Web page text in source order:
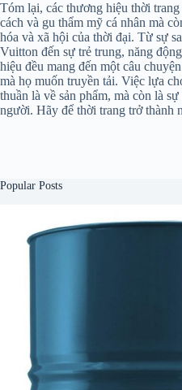
Tóm lại, các thương hiệu thời
cách và gu thẩm mỹ cá nhân mà
hóa và xã hội của thời đại. Từ sự
Vuitton đến sự trẻ trung, năng
hiệu đều mang đến một câu
mà họ muốn truyền tải. Việc lựa
thuần là về sản phẩm, mà còn là
người. Hãy để thời trang trở thành
Popular Posts